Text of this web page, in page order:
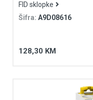
FID sklopke
Šifra: A9D08616
128,30 KM